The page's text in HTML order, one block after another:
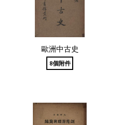
歐洲中古史
8個附件